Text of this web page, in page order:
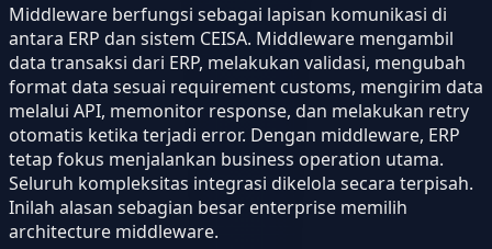
Middleware berfungsi sebagai lapisan komunikasi di
antara ERP dan sistem CEISA. Middleware mengambil
data transaksi dari ERP, melakukan validasi, mengubah
format data sesuai requirement customs, mengirim data
melalui API, memonitor response, dan melakukan retry
otomatis ketika terjadi error. Dengan middleware, ERP
tetap fokus menjalankan business operation utama.
Seluruh kompleksitas integrasi dikelola secara terpisah.
Inilah alasan sebagian besar enterprise memilih
architecture middleware.